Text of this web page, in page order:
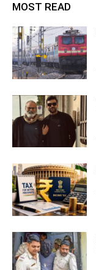
MOST READ